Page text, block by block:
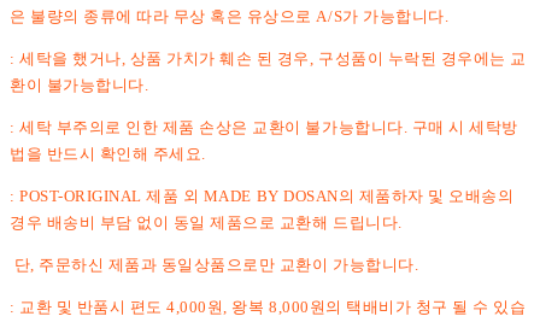
은 불량의 종류에 따라 무상 혹은 유상으로 A/S가 가능합니다.
: 세탁을 했거나, 상품 가치가 훼손 된 경우, 구성품이 누락된 경우에는 교
환이 불가능합니다.
: 세탁 부주의로 인한 제품 손상은 교환이 불가능합니다. 구매 시 세탁방
법을 반드시 확인해 주세요.
: POST-ORIGINAL 제품 외 MADE BY DOSAN의 제품하자 및 오배송의
경우 배송비 부담 없이 동일 제품으로 교환해 드립니다.
단, 주문하신 제품과 동일상품으로만 교환이 가능합니다.
: 교환 및 반품시 편도 4,000원, 왕복 8,000원의 택배비가 청구 될 수 있습